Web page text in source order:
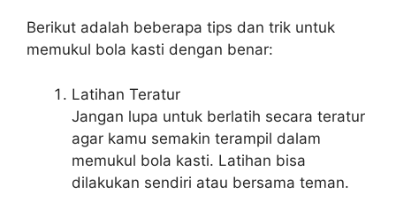
Berikut adalah beberapa tips dan trik untuk
memukul bola kasti dengan benar:
Latihan Teratur
Jangan lupa untuk berlatih secara teratur
agar kamu semakin terampil dalam
memukul bola kasti. Latihan bisa
dilakukan sendiri atau bersama teman.